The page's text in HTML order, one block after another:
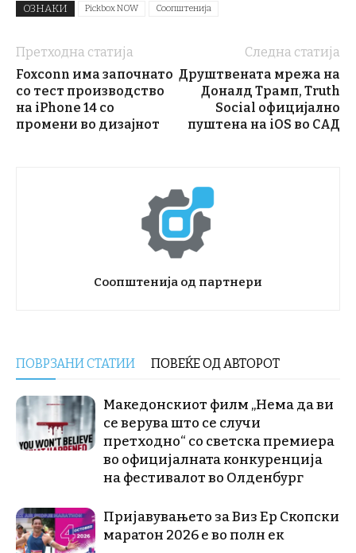
ОЗНАКИ Pickbox NOW Соопштенија
Претходна статија
Foxconn има започнато
со тест производство
на iPhone 14 со
промени во дизајнот
Следна статија
Друштвената мрежа на
Доналд Трамп, Truth
Social официјално
пуштена на iOS во САД
Соопштенија од партнери
ПОВРЗАНИ СТАТИИ ПОВЕЌЕ ОД АВТОРОТ
Македонскиот филм „Нема да ви
се верува што се случи
претходно“ со светска премиера
во официјалната конкуренција
на фестивалот во Олденбург
Пријавувањето за Виз Ер Скопски
маратон 2026 е во полн ек